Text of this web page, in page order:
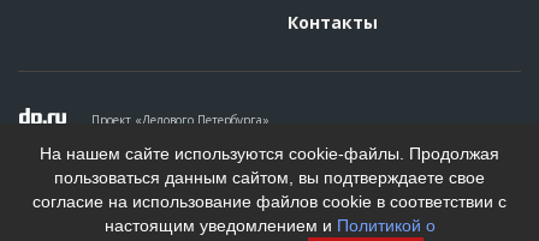
Контакты
Проект «Делового Петербурга»
Политика конфиденциальности
Пользовательское соглашение
На информационном ресурсе применяются рекомендательные
технологии. Подробнее.
На нашем сайте используются cookie-файлы. Продолжая
пользоваться данным сайтом, вы подтверждаете свое
согласие на использование файлов cookie в соответствии с
настоящим уведомлением и Политикой о